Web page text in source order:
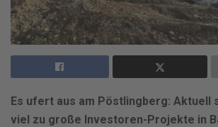
Es ufert aus am Pöstlingberg: Aktuell
viel zu große Investoren-Projekte in